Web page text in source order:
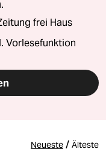
frei Haus
Vorlesefunktion
Neueste / Älteste